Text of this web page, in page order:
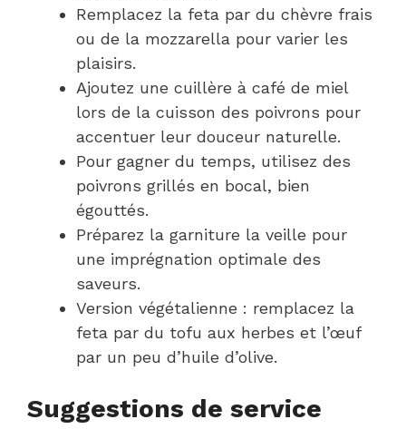
Remplacez la feta par du chèvre frais
ou de la mozzarella pour varier les
plaisirs.
Ajoutez une cuillère à café de miel
lors de la cuisson des poivrons pour
accentuer leur douceur naturelle.
Pour gagner du temps, utilisez des
poivrons grillés en bocal, bien
égouttés.
Préparez la garniture la veille pour
une imprégnation optimale des
saveurs.
Version végétalienne : remplacez la
feta par du tofu aux herbes et l’œuf
par un peu d’huile d’olive.
Suggestions de service